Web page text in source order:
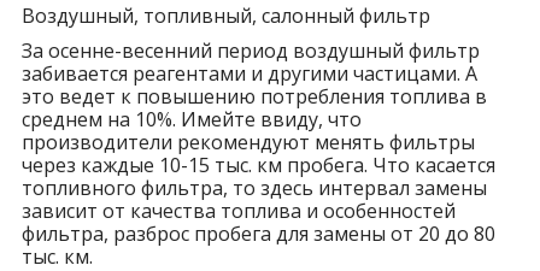
Воздушный, топливный, салонный фильтр
За осенне-весенний период воздушный фильтр
забивается реагентами и другими частицами. А
это ведет к повышению потребления топлива в
среднем на 10%. Имейте ввиду, что
производители рекомендуют менять фильтры
через каждые 10-15 тыс. км пробега. Что касается
топливного фильтра, то здесь интервал замены
зависит от качества топлива и особенностей
фильтра, разброс пробега для замены от 20 до 80
тыс. км.